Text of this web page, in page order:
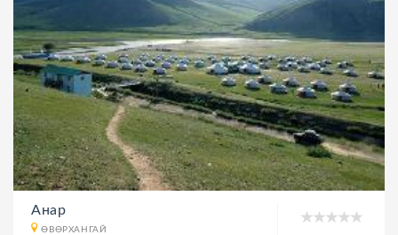
Анар
ӨВӨРХАНГАЙ